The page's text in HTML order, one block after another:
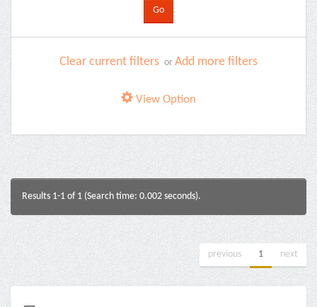
Clear current filters or Add more filters
View Option
Results 1-1 of 1 (Search time: 0.002 seconds).
previous 1 next